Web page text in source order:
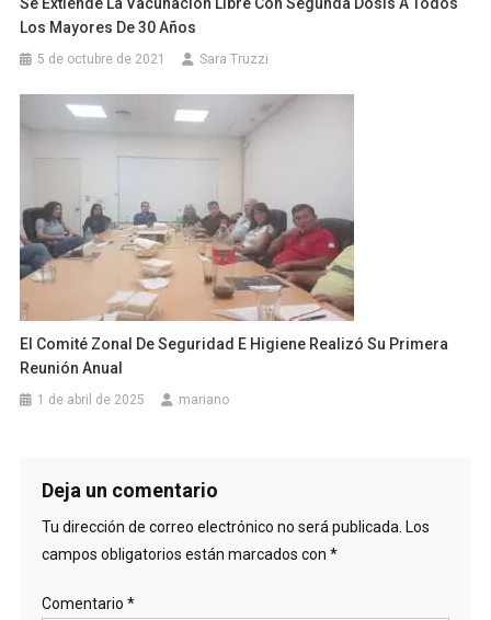
Los Mayores De 30 Años
5 de octubre de 2021 Sara Truzzi
El Comité Zonal De Seguridad E Higiene Realizó Su Primera
Reunión Anual
1 de abril de 2025 mariano
Deja un comentario
Tu dirección de correo electrónico no será publicada. Los
campos obligatorios están marcados con *
Comentario *